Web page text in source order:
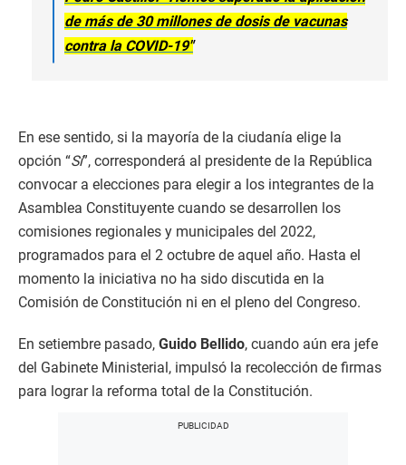
de más de 30 millones de dosis de vacunas
contra la COVID-19″
En ese sentido, si la mayoría de la ciudanía elige la
opción “Sí”, corresponderá al presidente de la República
convocar a elecciones para elegir a los integrantes de la
Asamblea Constituyente cuando se desarrollen los
comisiones regionales y municipales del 2022,
programados para el 2 octubre de aquel año. Hasta el
momento la iniciativa no ha sido discutida en la
Comisión de Constitución ni en el pleno del Congreso.
En setiembre pasado, Guido Bellido, cuando aún era jefe
del Gabinete Ministerial, impulsó la recolección de firmas
para lograr la reforma total de la Constitución.